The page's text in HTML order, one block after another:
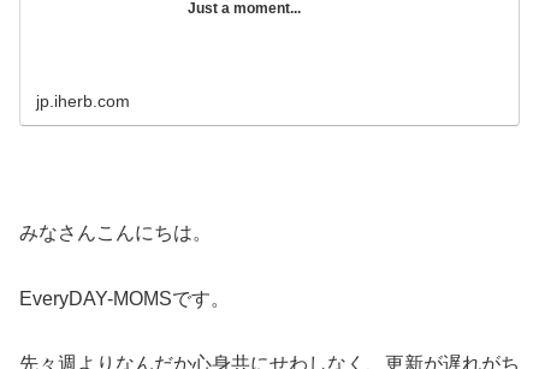
Just a moment...
jp.iherb.com
みなさんこんにちは。
EveryDAY-MOMSです。
先々週よりなんだか心身共にせわしなく、更新が遅れがち